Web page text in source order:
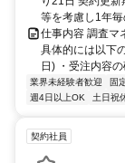
等を考慮し1年毎
仕事内容 調査マ
具体的には以下
日) ・受注内容
業界未経験者歓迎 固
週4日以上OK
土日祝
契約社員